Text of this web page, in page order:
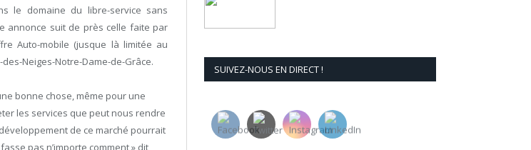
le domaine du libre-service sans
annonce suit de près celle faite par
Auto-mobile (jusque là limitée au
Neiges-Notre-Dame-de-Grâce.
bonne chose, même pour une
les services que peut nous rendre
de ce marché pourrait
pas n’importe comment » dit
SUIVEZ-NOUS EN DIRECT !